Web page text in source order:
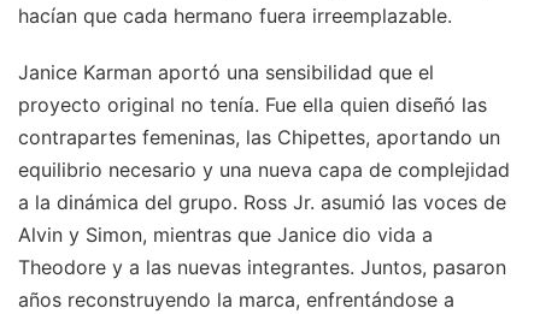
hacían que cada hermano fuera irreemplazable.
Janice Karman aportó una sensibilidad que el
proyecto original no tenía. Fue ella quien diseñó las
contrapartes femeninas, las Chipettes, aportando un
equilibrio necesario y una nueva capa de complejidad
a la dinámica del grupo. Ross Jr. asumió las voces de
Alvin y Simon, mientras que Janice dio vida a
Theodore y a las nuevas integrantes. Juntos, pasaron
años reconstruyendo la marca, enfrentándose a